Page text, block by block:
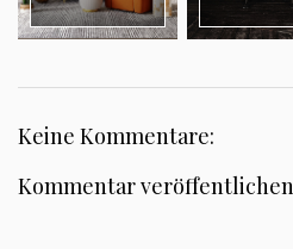
Keine Kommentare:
Kommentar veröffentlichen